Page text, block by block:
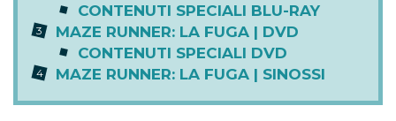
CONTENUTI SPECIALI BLU-RAY
MAZE RUNNER: LA FUGA | DVD
CONTENUTI SPECIALI DVD
MAZE RUNNER: LA FUGA | SINOSSI